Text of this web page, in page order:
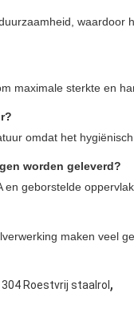
waardoor
maximale sterkte en
omdat het
worden geleverd?
en geborstelde
maken veel
Roestvrij staalrol ,